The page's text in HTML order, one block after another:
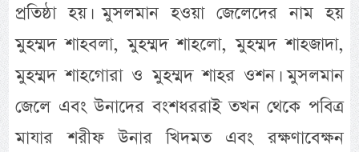
প্রতিষ্ঠা হয়। মুসলমান হওয়া জেলেদের নাম হয়
মুহম্মদ শাহবলা, মুহম্মদ শাহলো, মুহম্মদ শাহজাদা,
মুহম্মদ শাহগোরা ও মুহম্মদ শাহর ওশন। মুসলমান
জেলে এবং উনাদের বংশধররাই তখন থেকে পবিত্র
মাযার শরীফ উনার খিদমত এবং রক্ষণাবেক্ষন